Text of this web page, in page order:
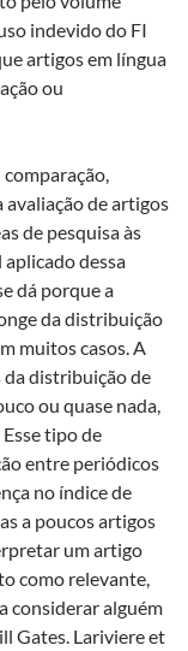
indevido do FI
artigos em língua
ou
de artigos
de pesquisa às
aplicado dessa
dá porque a
da distribuição
muitos casos. A
da distribuição de
ou quase nada,
tipo de
entre periódicos
no índice de
a poucos artigos
um artigo
como relevante,
considerar alguém
Gates. Lariviere et